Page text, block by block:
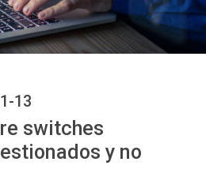
13
switches
y no